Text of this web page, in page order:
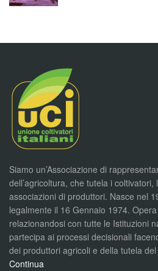
Siamo un’Associazione di
dell’agricoltura, che tutela i
associazioni di produttori. Nasce nel
legalmente il 16 Gennaio 1974.
relazionandosi con tutte le Istituzioni
partecipa ai processi decisionali
dei produttori agricoli e della tutela
Continua